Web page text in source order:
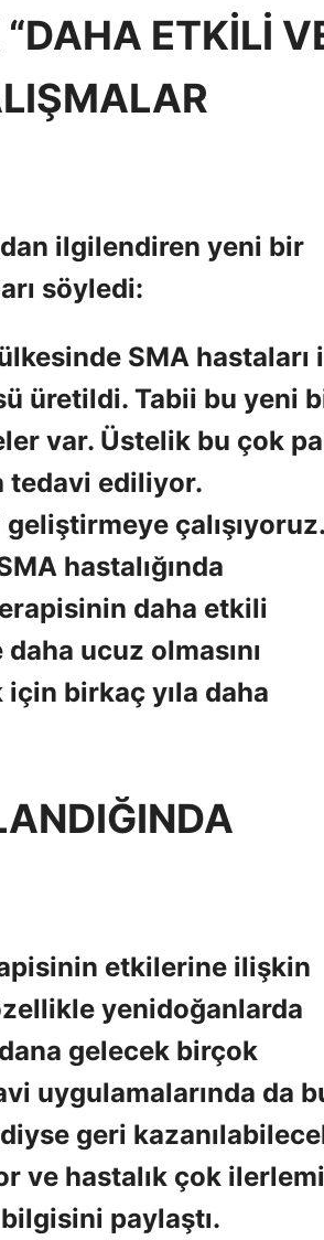
ETKİLİ
ilgilendiren yeni bir
söyledi:
SMA hastaları
üretildi. Tabii bu yeni
var. Üstelik bu çok
tedavi ediliyor.
hastalığında
daha etkili
ucuz olmasını
birkaç yıla daha
etkilerine ilişkin
yenidoğanlarda
gelecek birçok
uygulamalarında da
geri
ve hastalık çok
paylaştı.